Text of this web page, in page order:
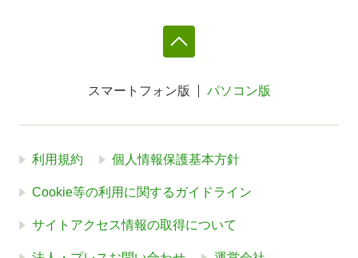
スマートフォン版 パソコン版
利用規約 個人情報保護基本方針
Cookie等の利用に関するガイドライン
サイトアクセス情報の取得について